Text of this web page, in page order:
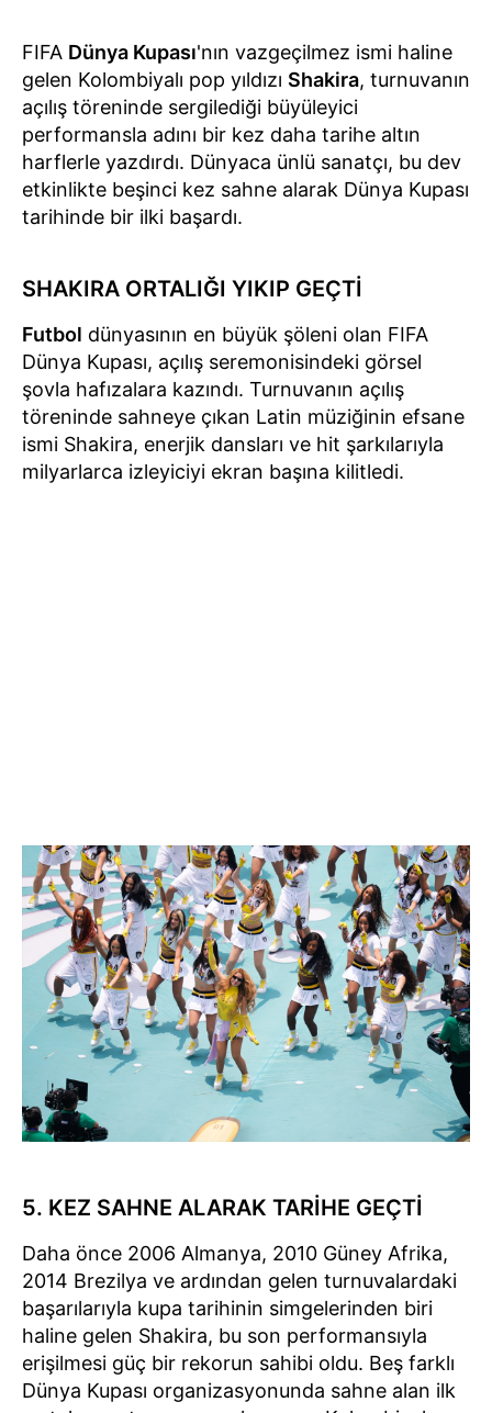
FIFA Dünya Kupası'nın vazgeçilmez ismi haline
gelen Kolombiyalı pop yıldızı Shakira, turnuvanın
açılış töreninde sergilediği büyüleyici
performansla adını bir kez daha tarihe altın
harflerle yazdırdı. Dünyaca ünlü sanatçı, bu dev
etkinlikte beşinci kez sahne alarak Dünya Kupası
tarihinde bir ilki başardı.
SHAKIRA ORTALIĞI YIKIP GEÇTİ
Futbol dünyasının en büyük şöleni olan FIFA
Dünya Kupası, açılış seremonisindeki görsel
şovla hafızalara kazındı. Turnuvanın açılış
töreninde sahneye çıkan Latin müziğinin efsane
ismi Shakira, enerjik dansları ve hit şarkılarıyla
milyarlarca izleyiciyi ekran başına kilitledi.
5. KEZ SAHNE ALARAK TARİHE GEÇTİ
Daha önce 2006 Almanya, 2010 Güney Afrika,
2014 Brezilya ve ardından gelen turnuvalardaki
başarılarıyla kupa tarihinin simgelerinden biri
haline gelen Shakira, bu son performansıyla
erişilmesi güç bir rekorun sahibi oldu. Beş farklı
Dünya Kupası organizasyonunda sahne alan ilk